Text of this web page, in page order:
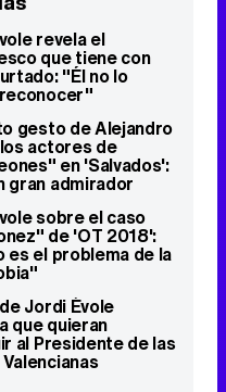
revela el
que tiene con
"Él no lo
gesto de Alejandro
actores de
en 'Salvados':
gran admirador
sobre el caso
de 'OT 2018':
es el problema de la
Jordi Évole
que quieran
al Presidente de las